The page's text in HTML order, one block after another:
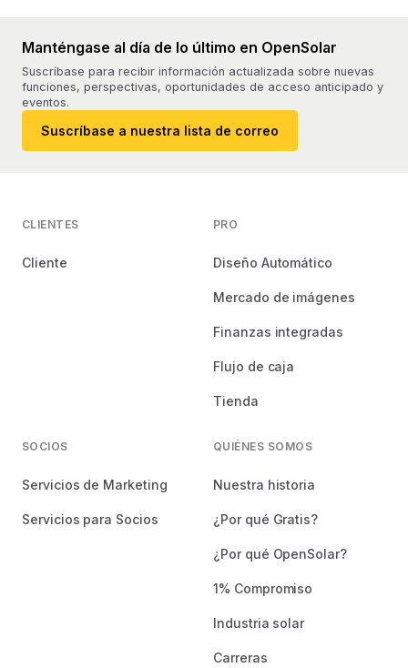
Manténgase al día de lo último en OpenSolar
Suscríbase para recibir información actualizada sobre nuevas
funciones, perspectivas, oportunidades de acceso anticipado y
eventos.
Suscríbase a nuestra lista de correo
CLIENTES
Cliente
PRO
Diseño Automático
Mercado de imágenes
Finanzas integradas
Flujo de caja
Tienda
SOCIOS
Servicios de Marketing
Servicios para Socios
QUIÉNES SOMOS
Nuestra historia
¿Por qué Gratis?
¿Por qué OpenSolar?
1% Compromiso
Industria solar
Carreras